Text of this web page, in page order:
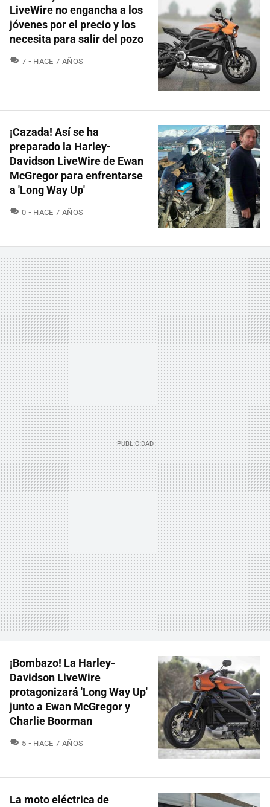
LiveWire no engancha a los
jóvenes por el precio y los
necesita para salir del pozo
7 COMENTARIOS
HACE 7 AÑOS
¡Cazada! Así se ha
preparado la Harley-
Davidson LiveWire de Ewan
McGregor para enfrentarse
a 'Long Way Up'
0 COMENTARIOS
HACE 7 AÑOS
¡Bombazo! La Harley-
Davidson LiveWire
protagonizará 'Long Way Up'
junto a Ewan McGregor y
Charlie Boorman
5 COMENTARIOS
HACE 7 AÑOS
La moto eléctrica de